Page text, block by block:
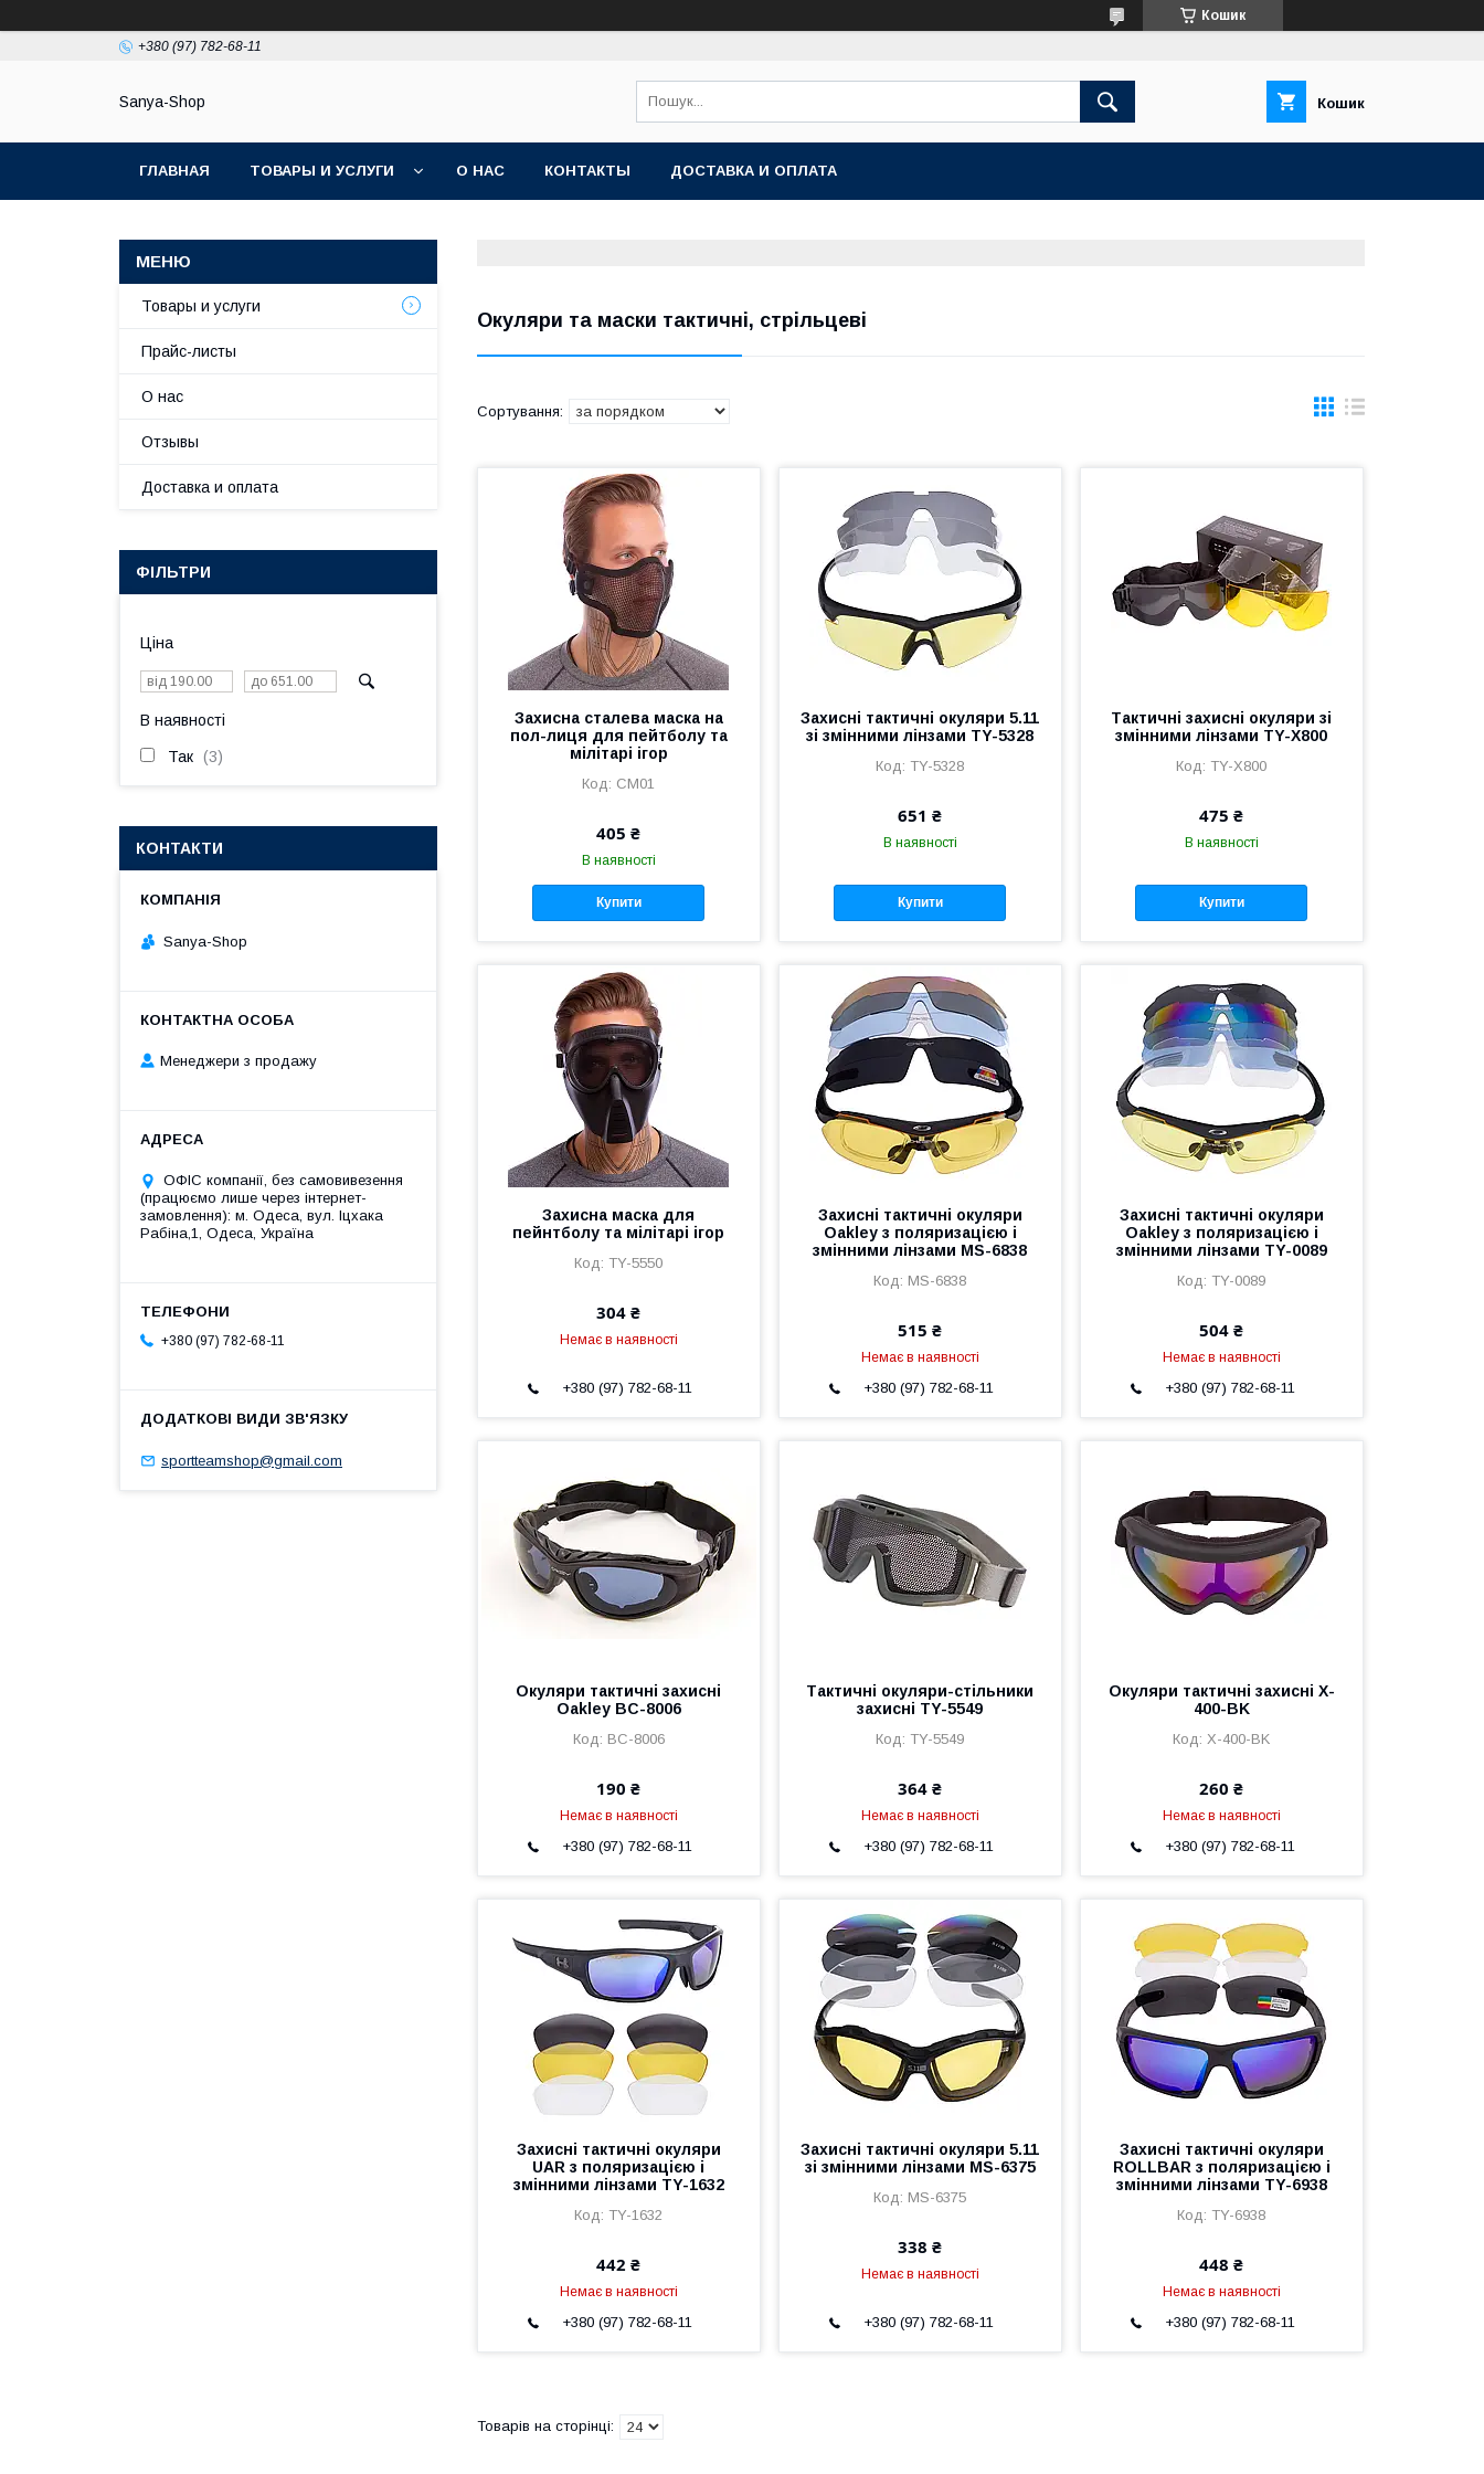
Кошик
+380 (97) 782-68-11
Sanya-Shop Кошик
ГЛАВНАЯ ТОВАРЫ И УСЛУГИ О НАС КОНТАКТЫ ДОСТАВКА И ОПЛАТА
Окуляри та маски тактичні, стрільцеві
Захисна сталева маска на
пол-лиця для пейтболу та
мілітарі ігор
CM01
405 ₴
В наявності
Купити
Захисні тактичні окуляри 5.11
зі змінними лінзами TY-5328
TY-5328
651 ₴
В наявності
Купити
Тактичні захисні окуляри зі
змінними лінзами TY-X800
TY-X800
475 ₴
В наявності
Купити
Захисна маска для
пейнтболу та мілітарі ігор
TY-5550
304 ₴
Немає в наявності
+380 (97) 782-68-11
Захисні тактичні окуляри
Oakley з поляризацією і
змінними лінзами MS-6838
MS-6838
515 ₴
Немає в наявності
+380 (97) 782-68-11
Захисні тактичні окуляри
Oakley з поляризацією і
змінними лінзами TY-0089
TY-0089
504 ₴
Немає в наявності
+380 (97) 782-68-11
Окуляри тактичні захисні
Oakley BC-8006
BC-8006
190 ₴
Немає в наявності
+380 (97) 782-68-11
Тактичні окуляри-стільники
захисні TY-5549
TY-5549
364 ₴
Немає в наявності
+380 (97) 782-68-11
Окуляри тактичні захисні X-
400-BK
X-400-BK
260 ₴
Немає в наявності
+380 (97) 782-68-11
Захисні тактичні окуляри
UAR з поляризацією і
змінними лінзами TY-1632
TY-1632
442 ₴
Немає в наявності
+380 (97) 782-68-11
Захисні тактичні окуляри 5.11
зі змінними лінзами MS-6375
MS-6375
338 ₴
Немає в наявності
+380 (97) 782-68-11
Захисні тактичні окуляри
ROLLBAR з поляризацією і
змінними лінзами TY-6938
TY-6938
448 ₴
Немає в наявності
+380 (97) 782-68-11
Товары и услуги
Прайс-листы
О нас
Отзывы
Доставка и оплата
ФІЛЬТРИ
Ціна
В наявності
Так 3
КОНТАКТИ
Sanya-Shop
Менеджери з продажу
ОФІС компанії, без самовивезення
(працюємо лише через інтернет-
замовлення): м. Одеса, вул. Іцхака
Рабіна,1, Одеса, Україна
+380 (97) 782-68-11
sportteamshop@gmail.com